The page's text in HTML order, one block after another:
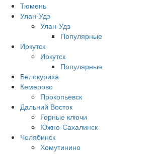
Тюмень
Улан-Удэ
Улан-Удэ
Популярные
Иркутск
Иркутск
Популярные
Белокуриха
Кемерово
Прокопьевск
Дальний Восток
Горные ключи
Южно‐Сахалинск
Челябинск
Хомутинино